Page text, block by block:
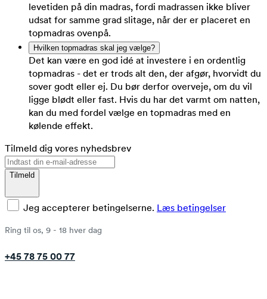
levetiden på din madras, fordi madrassen ikke bliver
udsat for samme grad slitage, når der er placeret en
topmadras ovenpå.
Hvilken topmadras skal jeg vælge?
Det kan være en god idé at investere i en ordentlig
topmadras - det er trods alt den, der afgør, hvorvidt du
sover godt eller ej. Du bør derfor overveje, om du vil
ligge blødt eller fast. Hvis du har det varmt om natten,
kan du med fordel vælge en topmadras med en
kølende effekt.
Tilmeld dig vores nyhedsbrev
Tilmeld
Jeg accepterer betingelserne. Læs betingelser
Ring til os, 9 - 18 hver dag
+45 78 75 00 77